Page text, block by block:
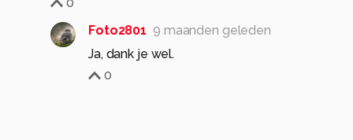
0
Foto2801 9 maanden geleden
Ja, dank je wel.
0